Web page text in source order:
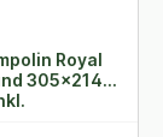
Royal
305x214